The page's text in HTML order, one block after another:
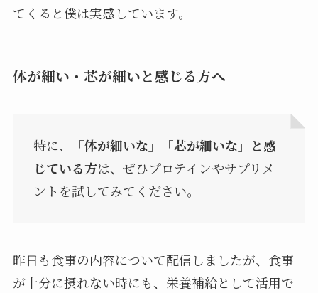
てくると僕は実感しています。
体が細い・芯が細いと感じる方へ
特に、
「体が細いな」「芯が細いな」と感
じている方は、ぜひプロテインやサプリメ
ントを試してみてください。
昨日も食事の内容について配信しましたが、食事
が十分に摂れない時にも、栄養補給として活用で